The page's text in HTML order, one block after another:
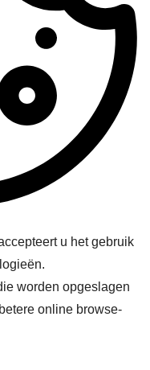
u het gebruik
worden opgeslagen
online browse-